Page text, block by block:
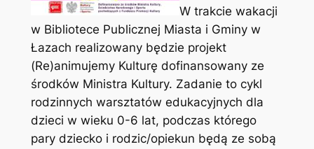
W trakcie wakacji
w Bibliotece Publicznej Miasta i Gminy w
Łazach realizowany będzie projekt
(Re)animujemy Kulturę dofinansowany ze
środków Ministra Kultury. Zadanie to cykl
rodzinnych warsztatów edukacyjnych dla
dzieci w wieku 0-6 lat, podczas którego
pary dziecko i rodzic/opiekun będą ze sobą